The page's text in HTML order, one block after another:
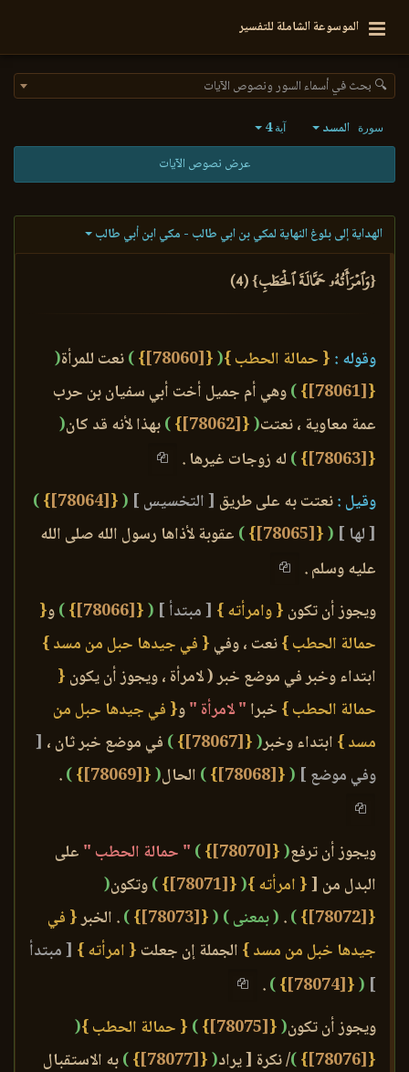
الموسوعة الشاملة للتفسير
🔍 بحث في أسماء السور ونصوص الآيات
سورة المسد آية4
عرض نصوص الآيات
الهداية إلى بلوغ النهاية لمكي بن ابي طالب - مكي ابن أبي طالب
{وَٱمۡرَأَتُهُۥ حَمَّالَةَ ٱلۡحَطَبِ} (4)
وقوله : { حمالة الحطب }(
{
[78060]
}
)نعت للمرأة(
{
[78061]
}
)وهي أم جميل أخت أبي سفيان بن حرب
عمة معاوية ، نعتت(
{
[78062]
}
)بهذا لأنه قد كان(
{
[78063]
}
) له زوجات غيرها .
وقيل :نعتت به على طريق [ التخسيس ] (
{
[78064]
}
)
[ لها ] (
{
[78065]
}
) عقوبة لأذاها رسول الله صلى الله
عليه وسلم .
ويجوز أن تكون { وامرأته } [ مبتدأ ] (
{
[78066]
}
)و{
حمالة الحطب }نعت ، وفي { في جيدها حبل من مسد }
ابتداء وخبر في موضع خبر ( لامرأة ، ويجوز أن يكون {
حمالة الحطب } خبرا " لامرأة "و{ في جيدها حبل من
مسد } ابتداء وخبر(
{
[78067]
}
) في موضع خبر ثان ، [
وفي موضع ] (
{
[78068]
}
) الحال(
{
[78069]
}
)
.
ويجوز أن ترفع(
{
[78070]
}
) " حمالة الحطب " على
البدل من [{ امرأته }(
{
[78071]
}
)وتكون(
{
[78072]
}
)
. ( بمعنى ) (
{
[78073]
}
). الخبر{ في
جيدها خبل من مسد } الجملة إن جعلت { امرأته } [ مبتدأ
]
(
{
[78074]
}
)
.
ويجوز أن تكون(
{
[78075]
}
) { حمالة الحطب }(
{
[78076]
}
)/ نكرة [ يراد(
{
[78077]
}
)به الاستقبال